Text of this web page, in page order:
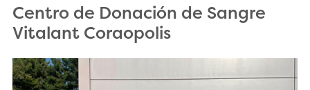
Centro de Donación de Sangre
Vitalant Coraopolis